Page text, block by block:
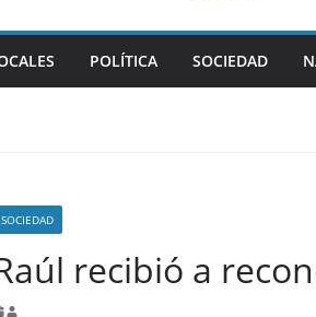
Gustavo
POLÍTICA SOCIEDAD
SOCIEDAD
recibió a